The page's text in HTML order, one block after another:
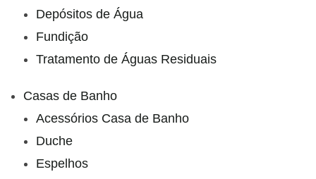
Depósitos de Água
Fundição
Tratamento de Águas Residuais
Casas de Banho
Acessórios Casa de Banho
Duche
Espelhos